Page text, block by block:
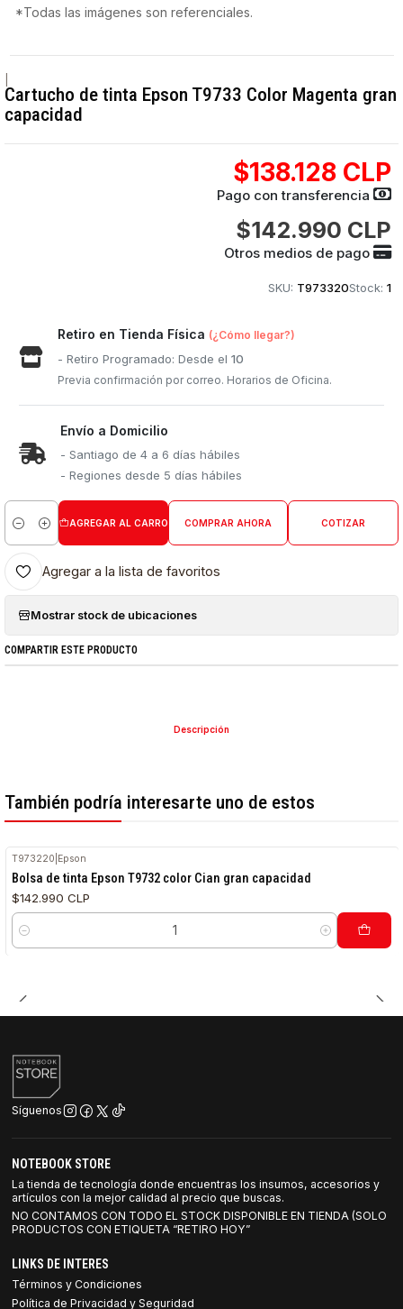
*Todas las imágenes son referenciales.
Cartucho de tinta Epson T9733 Color Magenta gran
capacidad
$138.128 CLP
Pago con transferencia
$142.990 CLP
Otros medios de pago
SKU: T973320Stock: 1
Retiro en Tienda Física (¿Cómo llegar?)
- Retiro Programado: Desde el10
Previa confirmación por correo. Horarios de Oficina.
Envío a Domicilio
- Santiago de 4 a 6 días hábiles
- Regiones desde 5 días hábiles
Cantidad
AGREGAR AL CARRO COMPRAR AHORA COTIZAR
Agregar a la lista de favoritos
Mostrar stock de ubicaciones
COMPARTIR ESTE PRODUCTO
Descripción
También podría interesarte uno de estos
T973220 Epson
Bolsa de tinta Epson T9732 color Cian gran capacidad
$142.990 CLP
Cantidad
Síguenos
NOTEBOOK STORE
La tienda de tecnología donde encuentras los insumos, accesorios y
artículos con la mejor calidad al precio que buscas.
NO CONTAMOS CON TODO EL STOCK DISPONIBLE EN TIENDA (SOLO
PRODUCTOS CON ETIQUETA “RETIRO HOY”
LINKS DE INTERES
Términos y Condiciones
Política de Privacidad y Seguridad